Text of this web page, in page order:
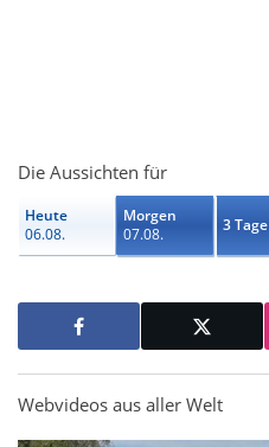
Die Aussichten für
Heute
06.08.
Morgen
07.08.
3 Tage
Webvideos aus aller Welt